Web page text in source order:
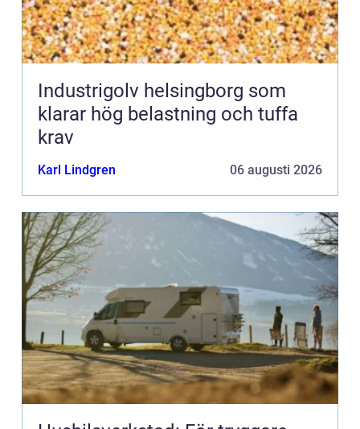
Industrigolv helsingborg som
klarar hög belastning och tuffa
krav
Karl Lindgren 06 augusti 2026